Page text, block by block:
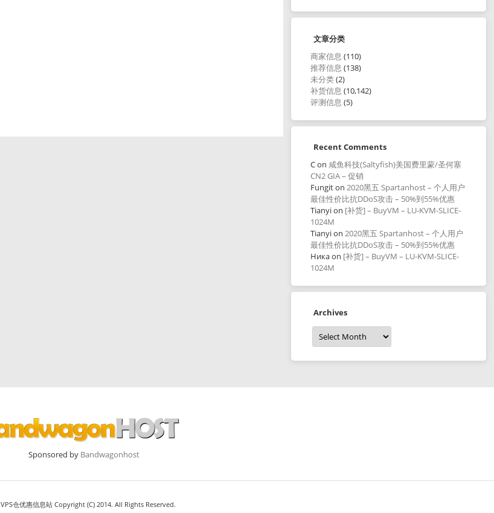
文章分类
商家信息 (110)
推荐信息 (138)
未分类(2)
补货信息 (10,142)
评测信息 (5)
Recent Comments
Con 咸鱼科技(Saltyfish)美国费里蒙/圣何塞
CN2 GIA – 促销
Fungiton2020黑五 Spartanhost – 个人用户
最佳性价比抗DDoS攻击 – 50%到55%优惠
Tianyion [补货] – BuyVM – LU-KVM-SLICE-
1024M
Tianyion2020黑五 Spartanhost – 个人用户
最佳性价比抗DDoS攻击 – 50%到55%优惠
Никаon [补货] – BuyVM – LU-KVM-SLICE-
1024M
Archives
Archives
Sponsored by Bandwagonhost
VPS仓优惠信息站 Copyright (C) 2014. All Rights Reserved.